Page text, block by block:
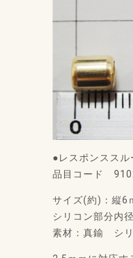
●レスポンスス
品目コード
サイズ(約)：縦6
シリコン部分内
素材：真鍮 シ